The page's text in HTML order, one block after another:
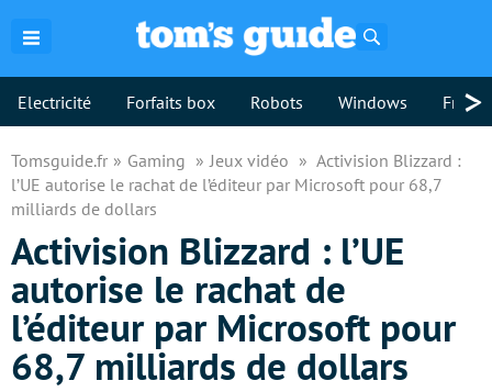
Electricité Forfaits box Robots Windows >
Tomsguide.fr Gaming Jeux vidéo
Activision Blizzard :
l’UE autorise le rachat de l’éditeur par Microsoft pour 68,7
milliards de dollars
Activision Blizzard : l’UE
autorise le rachat de
l’éditeur par Microsoft pour
68,7 milliards de dollars